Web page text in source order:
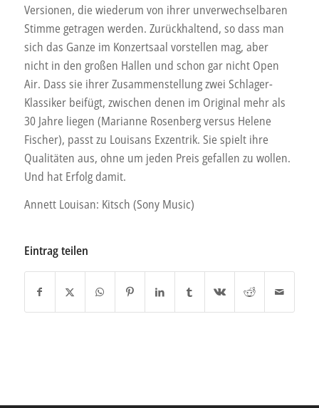
Versionen, die wiederum von ihrer unverwechselbaren
Stimme getragen werden. Zurückhaltend, so dass man
sich das Ganze im Konzertsaal vorstellen mag, aber
nicht in den großen Hallen und schon gar nicht Open
Air. Dass sie ihrer Zusammenstellung zwei Schlager-
Klassiker beifügt, zwischen denen im Original mehr als
30 Jahre liegen (Marianne Rosenberg versus Helene
Fischer), passt zu Louisans Exzentrik. Sie spielt ihre
Qualitäten aus, ohne um jeden Preis gefallen zu wollen.
Und hat Erfolg damit.
Annett Louisan: Kitsch (Sony Music)
Eintrag teilen